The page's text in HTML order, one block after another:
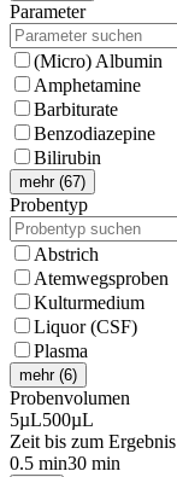
Parameter
(Micro) Albumin
Amphetamine
Barbiturate
Benzodiazepine
Bilirubin
mehr (67)
Probentyp
Abstrich
Atemwegsproben
Kulturmedium
Liquor (CSF)
Plasma
mehr (6)
Probenvolumen
5µL500µL
Zeit bis zum Ergebnis
0.5 min30 min